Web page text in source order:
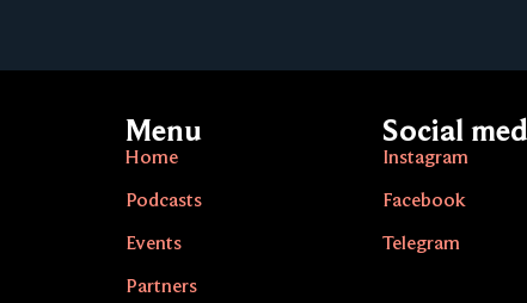
Menu
Home
Podcasts
Events
Partners
Social
Instagram
Facebook
Telegram